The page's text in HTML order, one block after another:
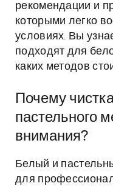
рекомендации и
которыми легко
условиях. Вы
подходят для
каких методов
Почему
пастельного
внимания?
Белый и
для